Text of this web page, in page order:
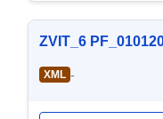
ZVIT_6
XML -